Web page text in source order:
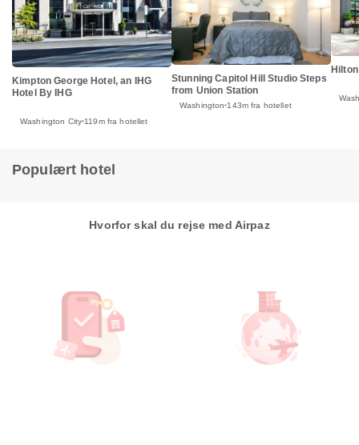
Kimpton George Hotel, an IHG
Hotel By IHG
Washington City 119m fra hotellet
Stunning Capitol Hill Studio Steps
from Union Station
Washington 143m fra hotellet
Populært hotel
Hvorfor skal du rejse med Airpaz